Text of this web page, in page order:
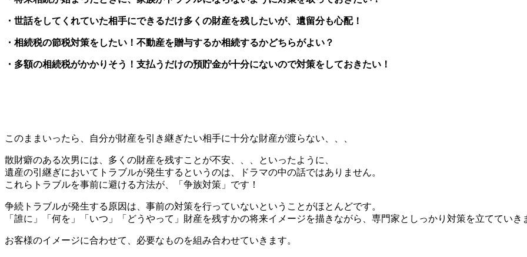
・世話をしてくれていた相手にできるだけ多くの財産を残したいが、遺留分も心配！
・相続税の節税対策をしたい！不動産を贈与するか相続するかどちらがよい？
・多額の相続税がかかりそう！支払うだけの預貯金が十分にないので対策をしておきたい！
このままいったら、自分が財産を引き継ぎたい相手に十分な財産が渡らない、、、
散財癖のある次男には、多くの財産を残すことが不安、、、といったように、
遺産の引継ぎにおいてトラブルが発生するというのは、ドラマの中の話ではありません。
これらトラブルを事前に避ける方法が、「争族対策」です！
争続トラブルが発生する原因は、事前の対策を行っていないということがほとんどです。
「誰に」「何を」「いつ」「どうやって」財産を残すかの将来イメージを描きながら、専門家としっかり対策を立てていき
お客様のイメージに合わせて、必要なものを組み合わせていきます。